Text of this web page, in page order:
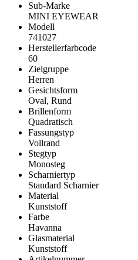
Sub-Marke
MINI EYEWEAR
Modell
741027
Herstellerfarbcode
60
Zielgruppe
Herren
Gesichtsform
Oval, Rund
Brillenform
Quadratisch
Fassungstyp
Vollrand
Stegtyp
Monosteg
Scharniertyp
Standard Scharnier
Material
Kunststoff
Farbe
Havanna
Glasmaterial
Kunststoff